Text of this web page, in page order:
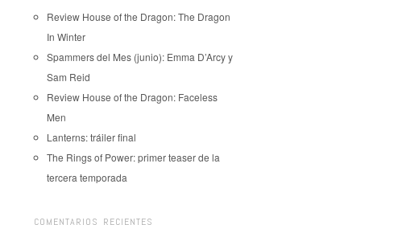
Review House of the Dragon: The Dragon
In Winter
Spammers del Mes (junio): Emma D’Arcy y
Sam Reid
Review House of the Dragon: Faceless
Men
Lanterns: tráiler final
The Rings of Power: primer teaser de la
tercera temporada
COMENTARIOS RECIENTES